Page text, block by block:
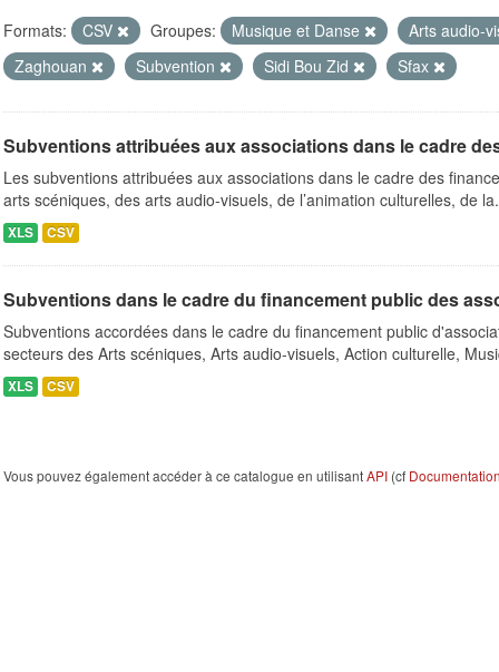
Formats: CSV Groupes: Musique et Danse
Arts audio-
Zaghouan
Subvention Sidi Bou Zid Sfax
Subventions attribuées aux associations dans le cadre
Les subventions attribuées aux associations dans le cadre des
arts scéniques, des arts audio-visuels, de l’animation culturelles, de
XLS CSV
Subventions dans le cadre du financement public des
Subventions accordées dans le cadre du financement public
secteurs des Arts scéniques, Arts audio-visuels, Action culturelle,
XLS CSV
Vous pouvez également accéder à ce catalogue en utilisantAPI (cf